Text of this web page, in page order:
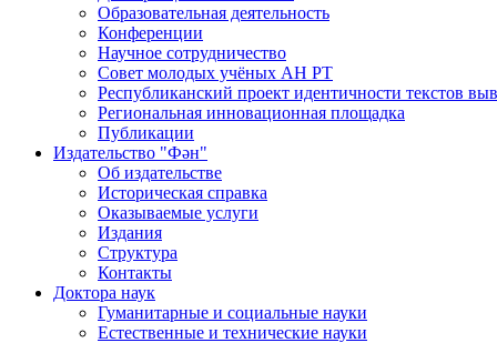
Образовательная деятельность
Конференции
Научное сотрудничество
Совет молодых учёных АН РТ
Республиканский проект идентичности текстов
Региональная инновационная площадка
Публикации
Издательство "Фән"
Об издательстве
Историческая справка
Оказываемые услуги
Издания
Структура
Контакты
Доктора наук
Гуманитарные и социальные науки
Естественные и технические науки